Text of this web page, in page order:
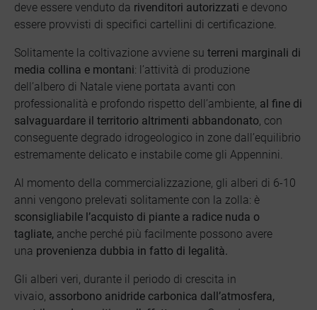
deve essere venduto da rivenditori autorizzati e devono
essere provvisti di specifici cartellini di certificazione.
Solitamente la coltivazione avviene su terreni marginali di
media collina e montani: l’attività di produzione
dell’albero di Natale viene portata avanti con
professionalità e profondo rispetto dell’ambiente, al fine di
salvaguardare il territorio altrimenti abbandonato, con
conseguente degrado idrogeologico in zone dall’equilibrio
estremamente delicato e instabile come gli Appennini.
Al momento della commercializzazione, gli alberi di 6-10
anni vengono prelevati solitamente con la zolla: è
sconsigliabile l’acquisto di piante a radice nuda o
tagliate, anche perché più facilmente possono avere
una provenienza dubbia in fatto di legalità.
Gli alberi veri, durante il periodo di crescita in
vivaio, assorbono anidride carbonica dall’atmosfera,